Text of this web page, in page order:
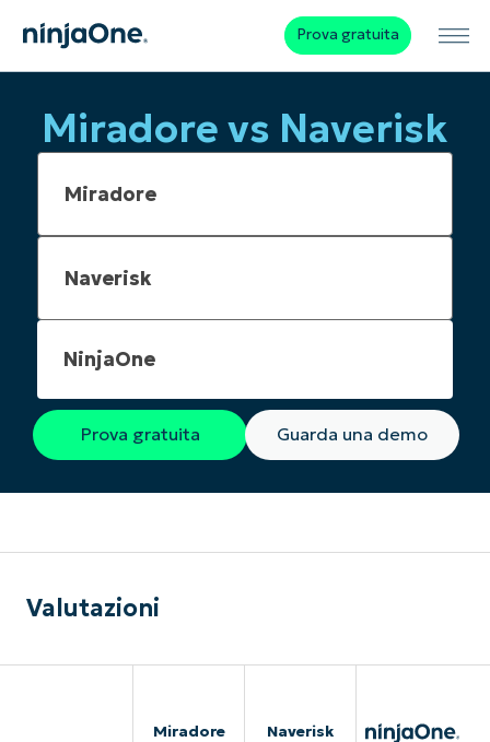
Prova gratuita
Miradore vs Naverisk
NinjaOne
Prova gratuita Guarda una demo
Valutazioni
Miradore Naverisk